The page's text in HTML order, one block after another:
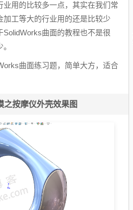
业用的比较多一点，其实在我们常
加工等大的行业用的还是比较少
SolidWorks曲面的教程也不是很
曲面练习题，简单大方，适合
按摩仪外壳效果图